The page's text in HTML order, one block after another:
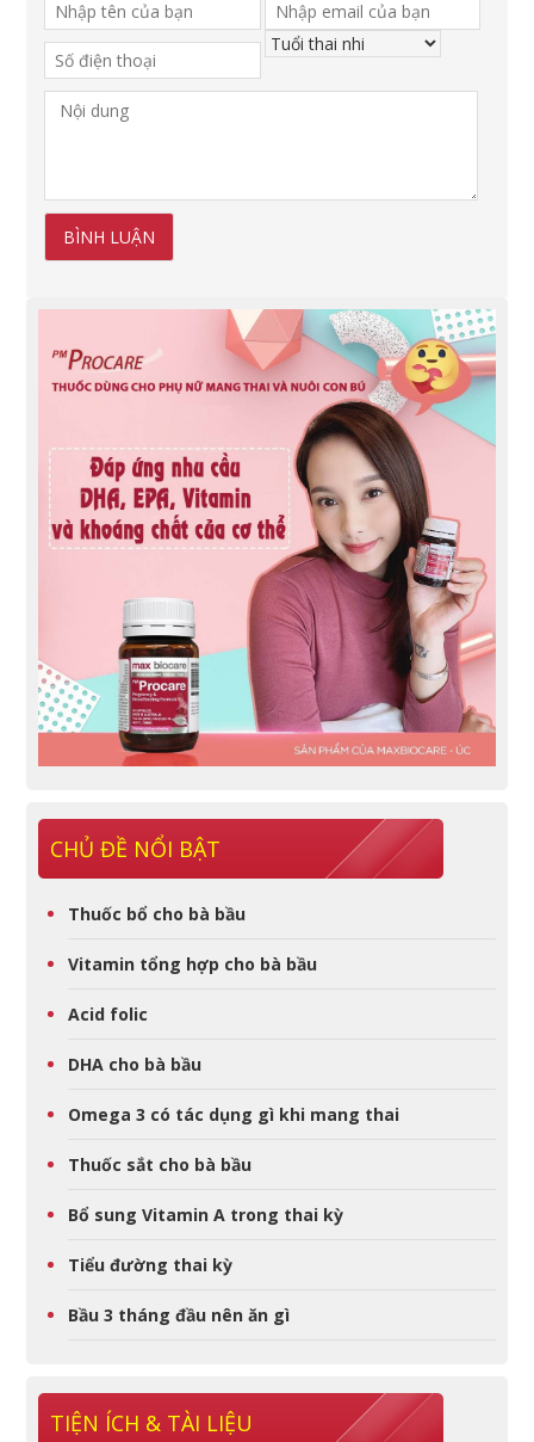
CHỦ ĐỀ NỔI BẬT
Thuốc bổ cho bà bầu
Vitamin tổng hợp cho bà bầu
Acid folic
DHA cho bà bầu
Omega 3 có tác dụng gì khi mang thai
Thuốc sắt cho bà bầu
Bổ sung Vitamin A trong thai kỳ
Tiểu đường thai kỳ
Bầu 3 tháng đầu nên ăn gì
TIỆN ÍCH & TÀI LIỆU